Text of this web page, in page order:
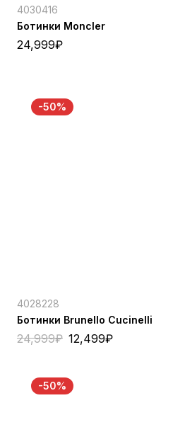
4030416
Ботинки Moncler
24,999₽
-50%
4028228
Ботинки Brunello Cucinelli
24,999₽ 12,499₽
-50%